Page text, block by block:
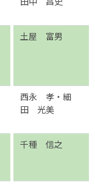
土屋 富男
西永 孝・細
田 光美
千種 信之